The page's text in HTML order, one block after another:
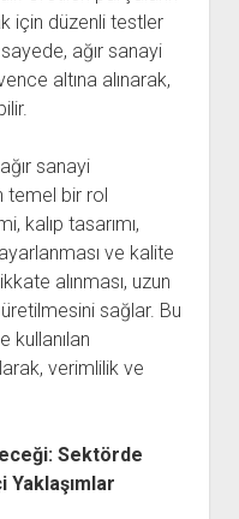
için düzenli testler
ağır sanayi
altına alınarak,
sanayi
temel bir rol
kalıp tasarımı,
ve kalite
alınması, uzun
sağlar. Bu
kullanılan
verimlilik ve
Sektörde
Yaklaşımlar